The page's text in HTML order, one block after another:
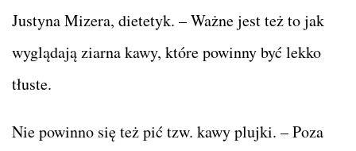
Justyna Mizera, dietetyk. – Ważne jest też to jak
wyglądają ziarna kawy, które powinny być lekko
tłuste.
Nie powinno się też pić tzw. kawy plujki. – Poza